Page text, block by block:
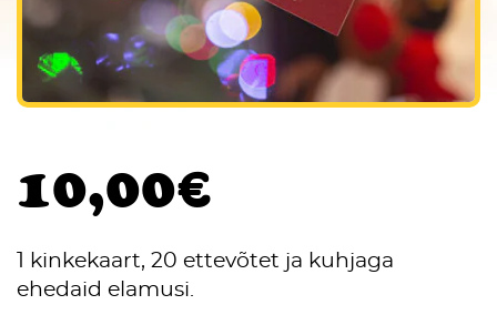
10,00€
1 kinkekaart, 20 ettevõtet ja kuhjaga
ehedaid elamusi.